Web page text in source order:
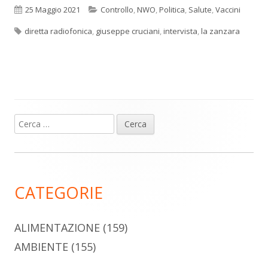
Pubblicato
25 Maggio 2021 Categorie
Controllo,NWO,Politica, Salute,Vaccini
Tag
diretta radiofonica, giuseppe cruciani,intervista,la zanzara
Barra
laterale
Ricerca
per:
CATEGORIE
ALIMENTAZIONE (159)
AMBIENTE (155)